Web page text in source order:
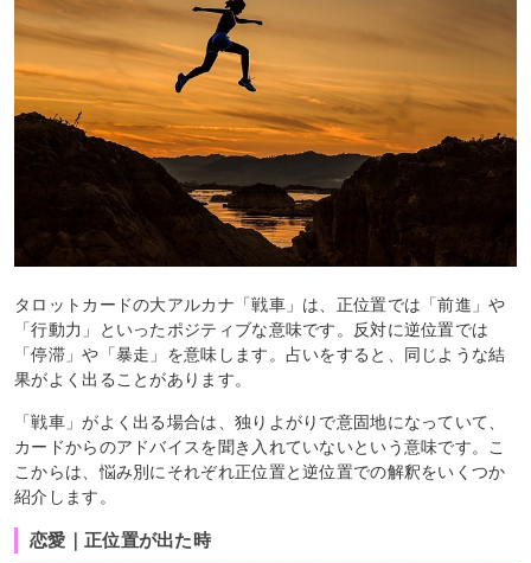
タロットカードの大アルカナ「戦車」は、正位置では「前進」や
「行動力」といったポジティブな意味です。反対に逆位置では
「停滞」や「暴走」を意味します。占いをすると、同じような結
果がよく出ることがあります。
「戦車」がよく出る場合は、独りよがりで意固地になっていて、
カードからのアドバイスを聞き入れていないという意味です。こ
こからは、悩み別にそれぞれ正位置と逆位置での解釈をいくつか
紹介します。
恋愛｜正位置が出た時